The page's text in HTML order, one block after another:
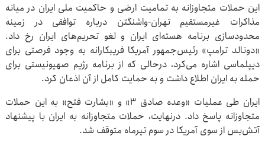
این حملات متجاوزانه به تمامیت ارضی و حاکمیت ملی ایران در میانه
مذاکرات غیرمستقیم تهران-واشنگتن درباره توافقی در زمینه
محدودسازی برنامه هسته‌ای ایران و لغو تحریم‌های ایران رخ داد.
«دونالد ترامپ» رئیس‌جمهور آمریکا فریبکارانه به وجود فرصتی برای
دیپلماسی اشاره می‌کرد، درحالی که از برنامه رژیم صهیونیستی برای
حمله به ایران اطلاع داشت و به حمایت کامل از آن اذعان کرد.
ایران طی عملیات «وعده صادق ۳» و «بشارت فتح» به این حملات
متجاوزانه پاسخ داد. درنهایت، حملات متجاوزانه به ایران با پیشنهاد
آتش‌بس از سوی آمریکا در سوم تیرماه متوقف شد.